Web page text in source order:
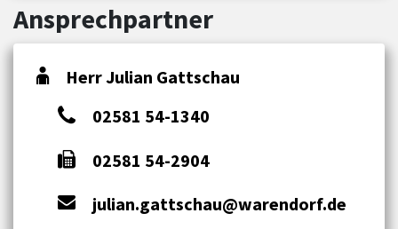
Ansprechpartner
Herr Julian Gattschau
02581 54-1340
02581 54-2904
julian.gattschau@warendorf.de